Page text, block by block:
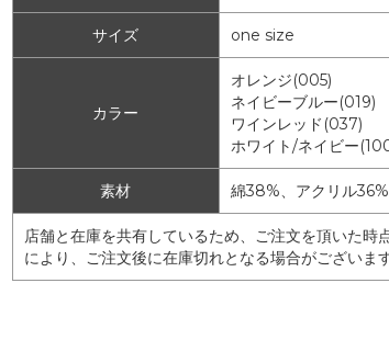
サイズ one size
カラー
オレンジ(005)
ネイビーブルー(019)
ワインレッド(037)
ホワイト/ネイビー
素材 綿38%、アクリル
店舗と在庫を共有しているため、ご注文を頂いた
により、ご注文後に在庫切れとなる場合がございます